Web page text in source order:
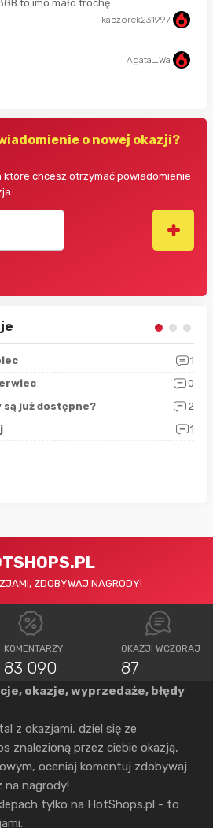
to imo mało trochę
kaczorek231997
Agata_Wa
o nowej okazji?
które chcesz otrzymać powiadomienie
1
0
są już dostępne?
2
1
ZDOBYWAJ NAGRODY!
KOMENTARZY
83 090
OKAZJI WCZORAJ
87
okazje, wyprzedaże, błędy
z okazjami, dziel się ze
znalezioną przez ciebie okazją,
oceniaj komentuj zdobywaj
nagrody!
tylko na HotShops.pl - to